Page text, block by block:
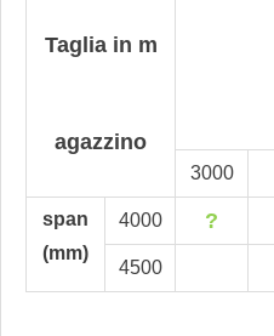
Taglia in m
agazzino
3000
span
(mm)
4000 ?
4500